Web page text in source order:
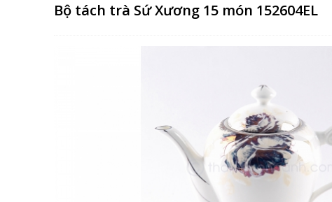
Bộ tách trà Sứ Xương 15 món 152604EL